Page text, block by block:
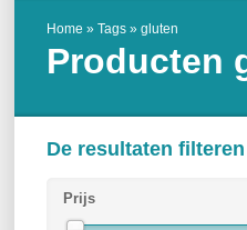
Home » Tags » gluten
Producten
De resultaten filteren
Prijs